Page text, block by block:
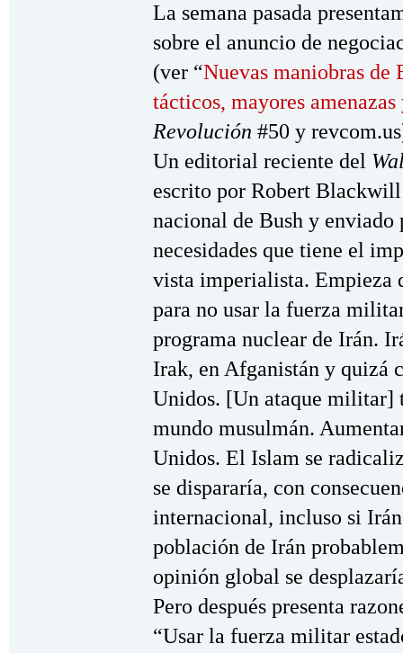
La semana pasada
sobre el anuncio de
(ver “Nuevas maniobras de
tácticos, mayores
Revolución #50 y
Un editorial reciente del
escrito por Robert Blackwill
nacional de Bush y
necesidades que tiene el
vista imperialista. Empieza
para no usar la fuerza
programa nuclear de Irán.
Irak, en Afganistán y quizá
Unidos. [Un ataque militar]
mundo musulmán.
Unidos. El Islam se
se dispararía, con
internacional, incluso si
población de Irán
opinión global se
Pero después presenta
“Usar la fuerza militar